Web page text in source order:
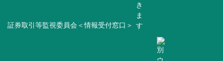
証券取引等監視委員会＜情報受付窓口＞